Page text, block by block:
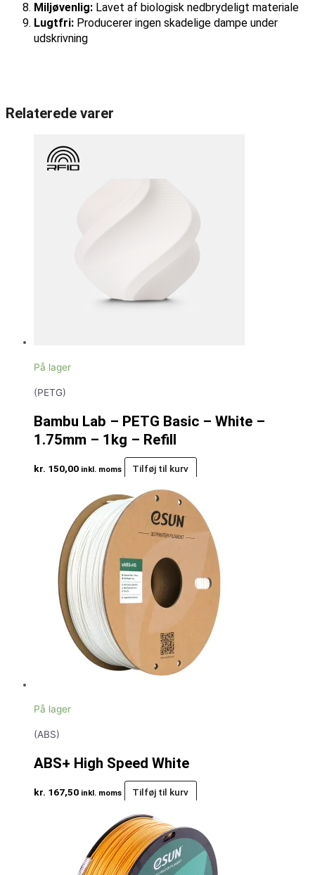
Miljøvenlig: Lavet af biologisk nedbrydeligt materiale
Lugtfri: Producerer ingen skadelige dampe under
udskrivning
Relaterede varer
På lager
(PETG)
Bambu Lab – PETG Basic – White –
1.75mm – 1kg – Refill
kr. 150,00 inkl. moms Tilføj til kurv
På lager
(ABS)
ABS+ High Speed White
kr. 167,50 inkl. moms Tilføj til kurv